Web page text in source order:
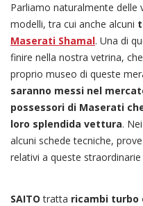
Parliamo naturalmente delle
modelli, tra cui anche alcuni
Maserati Shamal. Una di
finire nella nostra vetrina,
proprio museo di queste
saranno messi nel
possessori di Maserati
loro splendida vettura.
alcuni schede tecniche,
relativi a queste straordinarie
SAITO tratta ricambi turbo